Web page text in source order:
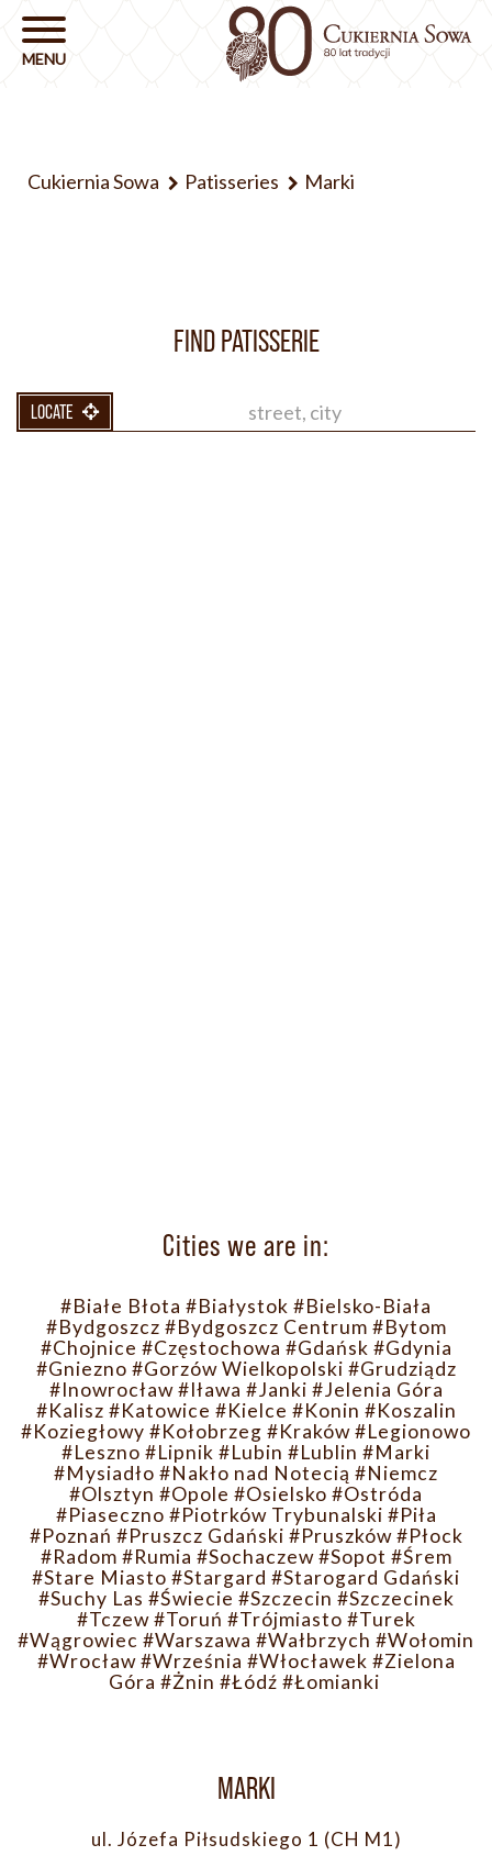
Cukiernia Sowa Patisseries Marki
FIND PATISSERIE
LOCATE
Cities we are in:
#Białe Błota #Białystok #Bielsko-Biała
#Bydgoszcz #Bydgoszcz Centrum #Bytom
#Chojnice #Częstochowa #Gdańsk #Gdynia
#Gniezno #Gorzów Wielkopolski #Grudziądz
#Inowrocław #Iława #Janki #Jelenia Góra
#Kalisz #Katowice #Kielce #Konin #Koszalin
#Koziegłowy #Kołobrzeg #Kraków#Legionowo
#Leszno #Lipnik #Lubin #Lublin #Marki
#Mysiadło #Nakło nad Notecią #Niemcz
#Olsztyn #Opole #Osielsko #Ostróda
#Piaseczno #Piotrków Trybunalski #Piła
#Poznań #Pruszcz Gdański #Pruszków #Płock
#Radom #Rumia #Sochaczew #Sopot #Śrem
#Stare Miasto #Stargard #Starogard Gdański
#Suchy Las #Świecie #Szczecin #Szczecinek
#Tczew #Toruń #Trójmiasto #Turek
#Wągrowiec #Warszawa #Wałbrzych #Wołomin
#Wrocław #Września #Włocławek #Zielona
Góra #Żnin #Łódź #Łomianki
MARKI
ul. Józefa Piłsudskiego 1 (CH M1)